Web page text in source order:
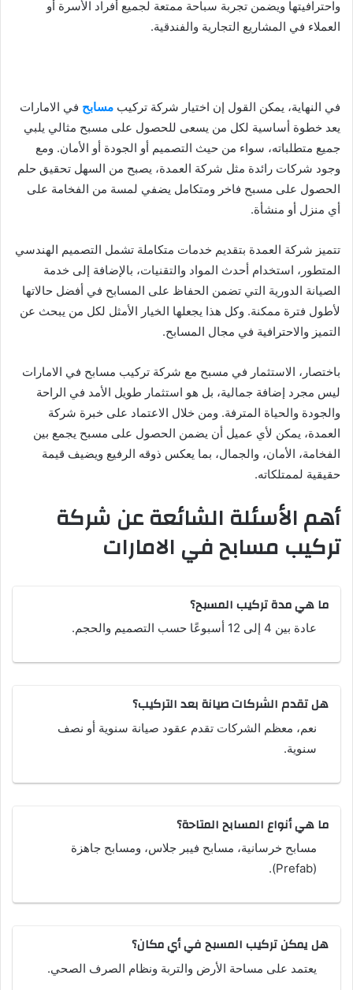
واحترافيتها ويضمن تجربة سباحة ممتعة لجميع أفراد الأسرة أو
العملاء في المشاريع التجارية والفندقية.
في النهاية، يمكن القول إن اختيار شركة تركيب مسابح في الامارات
يعد خطوة أساسية لكل من يسعى للحصول على مسبح مثالي يلبي
جميع متطلباته، سواء من حيث التصميم أو الجودة أو الأمان. ومع
وجود شركات رائدة مثل شركة العمدة، يصبح من السهل تحقيق حلم
الحصول على مسبح فاخر ومتكامل يضفي لمسة من الفخامة على
أي منزل أو منشأة.
تتميز شركة العمدة بتقديم خدمات متكاملة تشمل التصميم الهندسي
المتطور، استخدام أحدث المواد والتقنيات، بالإضافة إلى خدمة
الصيانة الدورية التي تضمن الحفاظ على المسابح في أفضل حالاتها
لأطول فترة ممكنة. وكل هذا يجعلها الخيار الأمثل لكل من يبحث عن
التميز والاحترافية في مجال المسابح.
باختصار، الاستثمار في مسبح مع شركة تركيب مسابح في الامارات
ليس مجرد إضافة جمالية، بل هو استثمار طويل الأمد في الراحة
والجودة والحياة المترفة. ومن خلال الاعتماد على خبرة شركة
العمدة، يمكن لأي عميل أن يضمن الحصول على مسبح يجمع بين
الفخامة، الأمان، والجمال، بما يعكس ذوقه الرفيع ويضيف قيمة
حقيقية لممتلكاته.
أهم الأسئلة الشائعة عن شركة
تركيب مسابح في الامارات
ما هي مدة تركيب المسبح؟
عادة بين 4 إلى 12 أسبوعًا حسب التصميم والحجم.
هل تقدم الشركات صيانة بعد التركيب؟
نعم، معظم الشركات تقدم عقود صيانة سنوية أو نصف
سنوية.
ما هي أنواع المسابح المتاحة؟
مسابح خرسانية، مسابح فيبر جلاس، ومسابح جاهزة
(Prefab).
هل يمكن تركيب المسبح في أي مكان؟
يعتمد على مساحة الأرض والتربة ونظام الصرف الصحي.